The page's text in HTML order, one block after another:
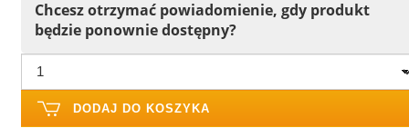
Chcesz otrzymać powiadomienie, gdy produkt
będzie ponownie dostępny?
DODAJ DO KOSZYKA